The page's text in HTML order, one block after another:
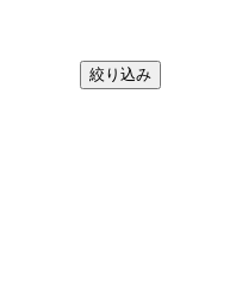
絞り込み